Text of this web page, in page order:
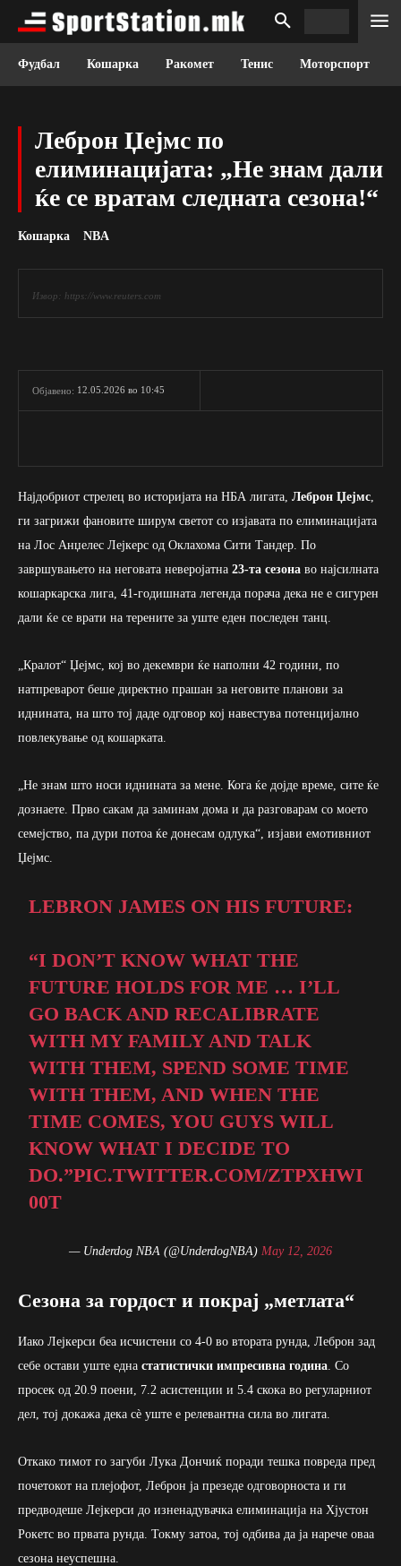
Фудбал Кошарка Ракомет Тенис Моторспорт
Леброн Џејмс по
елиминацијата: „Не знам дали
ќе се вратам следната сезона!“
Кошарка NBA
Извор: https://www.reuters.com
Објавено: 12.05.2026 во 10:45
Најдобриот стрелец во историјата на НБА лигата, Леброн Џејмс,
ги загрижи фановите ширум светот со изјавата по елиминацијата
на Лос Анџелес Лејкерс од Оклахома Сити Тандер. По
завршувањето на неговата неверојатна 23-та сезона во најсилната
кошаркарска лига, 41-годишната легенда порача дека не е сигурен
дали ќе се врати на терените за уште еден последен танц.
„Кралот“ Џејмс, кој во декември ќе наполни 42 години, по
натпреварот беше директно прашан за неговите планови за
иднината, на што тој даде одговор кој навестува потенцијално
повлекување од кошарката.
„Не знам што носи иднината за мене. Кога ќе дојде време, сите ќе
дознаете. Прво сакам да заминам дома и да разговарам со моето
семејство, па дури потоа ќе донесам одлука“, изјави емотивниот
Џејмс.
LEBRON JAMES ON HIS FUTURE:
“I DON’T KNOW WHAT THE
FUTURE HOLDS FOR ME … I’LL
GO BACK AND RECALIBRATE
WITH MY FAMILY AND TALK
WITH THEM, SPEND SOME TIME
WITH THEM, AND WHEN THE
TIME COMES, YOU GUYS WILL
KNOW WHAT I DECIDE TO
DO.”PIC.TWITTER.COM/ZTPXHWI
00T
— Underdog NBA (@UnderdogNBA) May 12, 2026
Сезона за гордост и покрај „метлата“
Иако Лејкерси беа исчистени со 4-0 во втората рунда, Леброн зад
себе остави уште една статистички импресивна година. Со
просек од 20.9 поени, 7.2 асистенции и 5.4 скока во регуларниот
дел, тој докажа дека сè уште е релевантна сила во лигата.
Откако тимот го загуби Лука Дончиќ поради тешка повреда пред
почетокот на плејофот, Леброн ја презеде одговорноста и ги
предводеше Лејкерси до изненадувачка елиминација на Хјустон
Рокетс во првата рунда. Токму затоа, тој одбива да ја нарече оваа
сезона неуспешна.